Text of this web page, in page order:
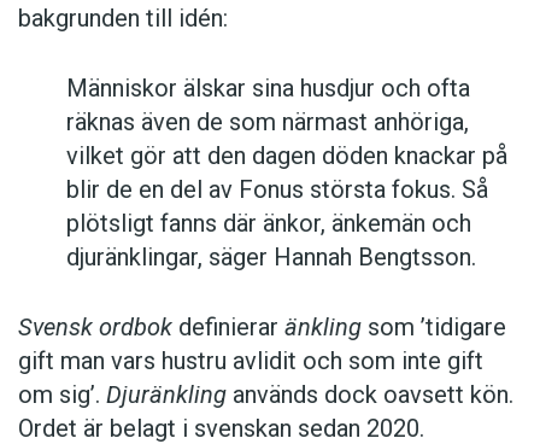
bakgrunden till idén:
Människor älskar sina husdjur och ofta
räknas även de som närmast anhöriga,
vilket gör att den dagen döden knackar på
blir de en del av Fonus största fokus. Så
plötsligt fanns där änkor, änkemän och
djuränklingar, säger Hannah Bengtsson.
Svensk ordbok definierar änkling som ’tidigare
gift man vars hustru av­lidit och som inte gift
om sig’. Djuränkling används dock oavsett kön.
Ordet är belagt i svenskan sedan 2020.